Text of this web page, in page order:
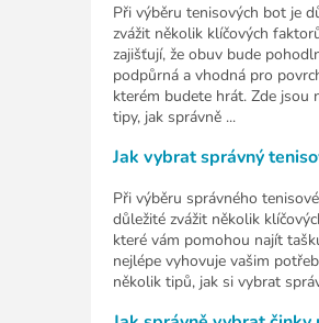
Při výběru tenisových bot je
zvážit několik klíčových
zajišťují, že obuv bude
podpůrná a vhodná pro
kterém budete hrát. Zde jsou
tipy, jak správně ...
Jak vybrat správný
Při výběru správného
důležité zvážit několik
které vám pomohou najít
nejlépe vyhovuje vašim
několik tipů, jak si vybrat